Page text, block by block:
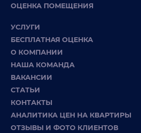
ОЦЕНКА ПОМЕЩЕНИЯ
УСЛУГИ
БЕСПЛАТНАЯ ОЦЕНКА
О КОМПАНИИ
НАША КОМАНДА
ВАКАНСИИ
СТАТЬИ
КОНТАКТЫ
АНАЛИТИКА ЦЕН НА КВАРТИРЫ
ОТЗЫВЫ И ФОТО КЛИЕНТОВ